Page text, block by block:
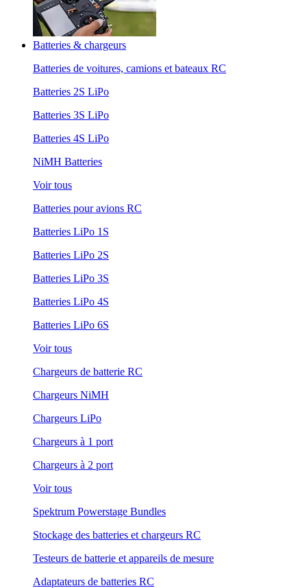
Batteries & chargeurs
Batteries de voitures, camions et bateaux RC
Batteries 2S LiPo
Batteries 3S LiPo
Batteries 4S LiPo
NiMH Batteries
Voir tous
Batteries pour avions RC
Batteries LiPo 1S
Batteries LiPo 2S
Batteries LiPo 3S
Batteries LiPo 4S
Batteries LiPo 6S
Voir tous
Chargeurs de batterie RC
Chargeurs NiMH
Chargeurs LiPo
Chargeurs à 1 port
Chargeurs à 2 port
Voir tous
Spektrum Powerstage Bundles
Stockage des batteries et chargeurs RC
Testeurs de batterie et appareils de mesure
Adaptateurs de batteries RC